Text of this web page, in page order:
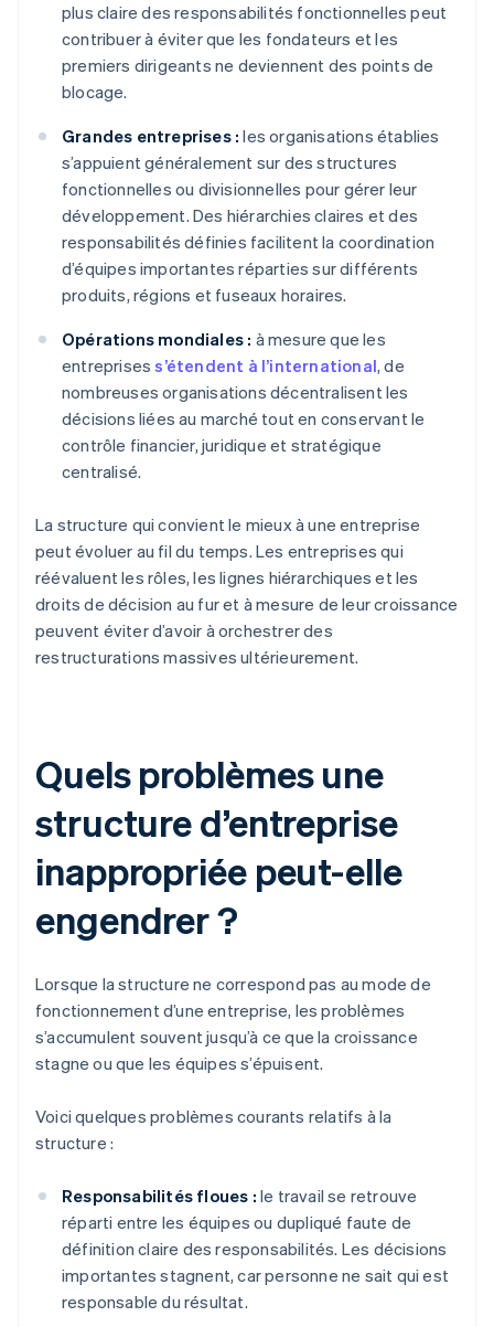
plus claire des responsabilités fonctionnelles peut
contribuer à éviter que les fondateurs et les
premiers dirigeants ne deviennent des points de
blocage.
Grandes entreprises : les organisations établies
s’appuient généralement sur des structures
fonctionnelles ou divisionnelles pour gérer leur
développement. Des hiérarchies claires et des
responsabilités définies facilitent la coordination
d’équipes importantes réparties sur différents
produits, régions et fuseaux horaires.
Opérations mondiales : à mesure que les
entreprisess’étendent à l’international, de
nombreuses organisations décentralisent les
décisions liées au marché tout en conservant le
contrôle financier, juridique et stratégique
centralisé.
La structure qui convient le mieux à une entreprise
peut évoluer au fil du temps. Les entreprises qui
réévaluent les rôles, les lignes hiérarchiques et les
droits de décision au fur et à mesure de leur croissance
peuvent éviter d’avoir à orchestrer des
restructurations massives ultérieurement.
Quels problèmes une
structure d’entreprise
inappropriée peut-elle
engendrer ?
Lorsque la structure ne correspond pas au mode de
fonctionnement d’une entreprise, les problèmes
s’accumulent souvent jusqu’à ce que la croissance
stagne ou que les équipes s’épuisent.
Voici quelques problèmes courants relatifs à la
structure :
Responsabilités floues : le travail se retrouve
réparti entre les équipes ou dupliqué faute de
définition claire des responsabilités. Les décisions
importantes stagnent, car personne ne sait qui est
responsable du résultat.